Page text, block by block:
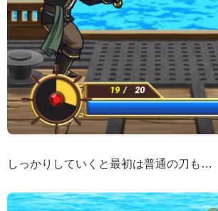
しっかりしていくと最初は普通の刀も…